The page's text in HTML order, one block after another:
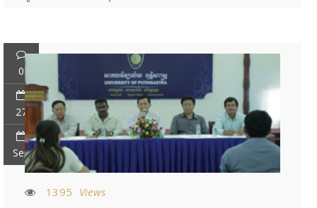
0
27
Sep
1395 Views